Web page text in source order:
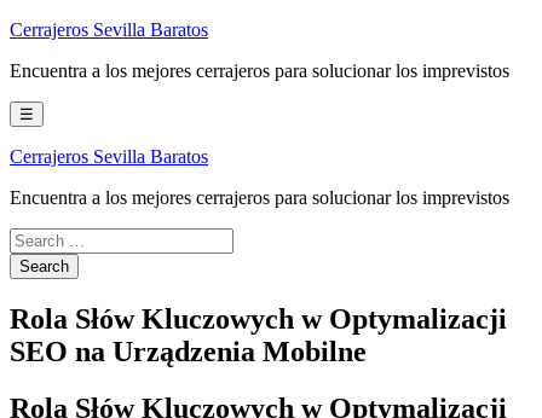
Skip
content
Cerrajeros Sevilla Baratos
Encuentra a los mejores cerrajeros para solucionar los imprevistos
☰
Cerrajeros Sevilla Baratos
Encuentra a los mejores cerrajeros para solucionar los imprevistos
Rola Słów Kluczowych w Optymalizacji
SEO na Urządzenia Mobilne
Rola Słów Kluczowych w Optymalizacji